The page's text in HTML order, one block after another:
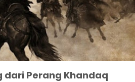
dari Perang Khandaq